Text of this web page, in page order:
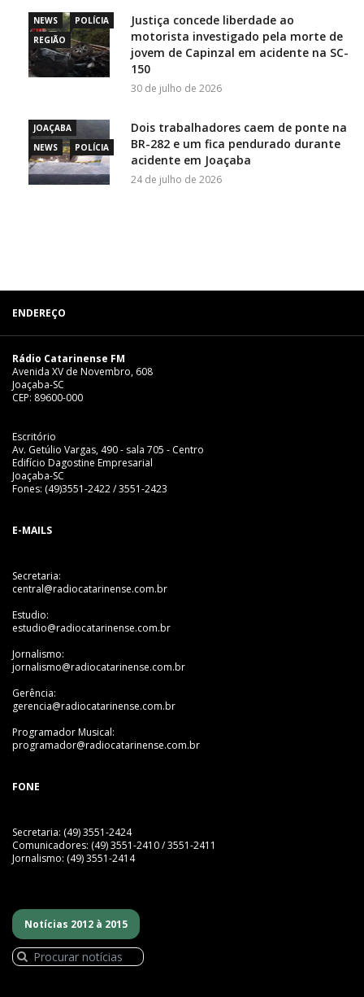
NEWS
POLÍCIA
REGIÃO
Justiça concede liberdade ao
motorista investigado pela morte de
jovem de Capinzal em acidente na SC-
150
30 de julho de 2026
JOAÇABA
NEWS
POLÍCIA
Dois trabalhadores caem de ponte na
BR-282 e um fica pendurado durante
acidente em Joaçaba
24 de julho de 2026
ENDEREÇO
Rádio Catarinense FM
Avenida XV de Novembro, 608
Joaçaba-SC
CEP: 89600-000
Escritório
Av. Getúlio Vargas, 490 - sala 705 - Centro
Edifício Dagostine Empresarial
Joaçaba-SC
Fones: (49)3551-2422 / 3551-2423
E-MAILS
Secretaria:
central@radiocatarinense.com.br
Estudio:
estudio@radiocatarinense.com.br
Jornalismo:
jornalismo@radiocatarinense.com.br
Gerência:
gerencia@radiocatarinense.com.br
Programador Musical:
programador@radiocatarinense.com.br
FONE
Secretaria: (49) 3551-2424
Comunicadores: (49) 3551-2410 / 3551-2411
Jornalismo: (49) 3551-2414
Notícias 2012 à 2015